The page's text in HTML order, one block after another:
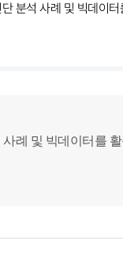
분석 사례 및 빅데이
례 및 빅데이터를